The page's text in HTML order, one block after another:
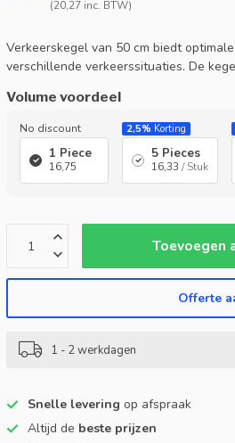
(20,27 inc. BTW)
Verkeerskegel van 50 cm biedt
verschillende verkeerssituaties. De
Volume voordeel
No discount
1 Piece
16,75
2,5% Korting
5 Pieces
16,33 / Stuk
Toevoegen
Offerte
1 - 2 werkdagen
Snelle levering op afspraak
Altijd de beste prijzen